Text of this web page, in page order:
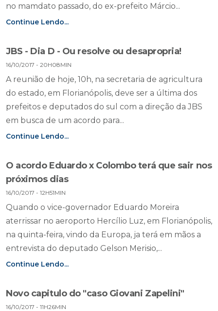
no mamdato passado, do ex-prefeito Márcio...
Continue Lendo...
JBS - Dia D - Ou resolve ou desapropria!
16/10/2017 - 20H08MIN
A reunião de hoje, 10h, na secretaria de agricultura
do estado, em Florianópolis, deve ser a última dos
prefeitos e deputados do sul com a direção da JBS
em busca de um acordo para...
Continue Lendo...
O acordo Eduardo x Colombo terá que sair nos
próximos dias
16/10/2017 - 12H51MIN
Quando o vice-governador Eduardo Moreira
aterrissar no aeroporto Hercílio Luz, em Florianópolis,
na quinta-feira, vindo da Europa, ja terá em mãos a
entrevista do deputado Gelson Merisio,...
Continue Lendo...
Novo capitulo do "caso Giovani Zapelini"
16/10/2017 - 11H26MIN